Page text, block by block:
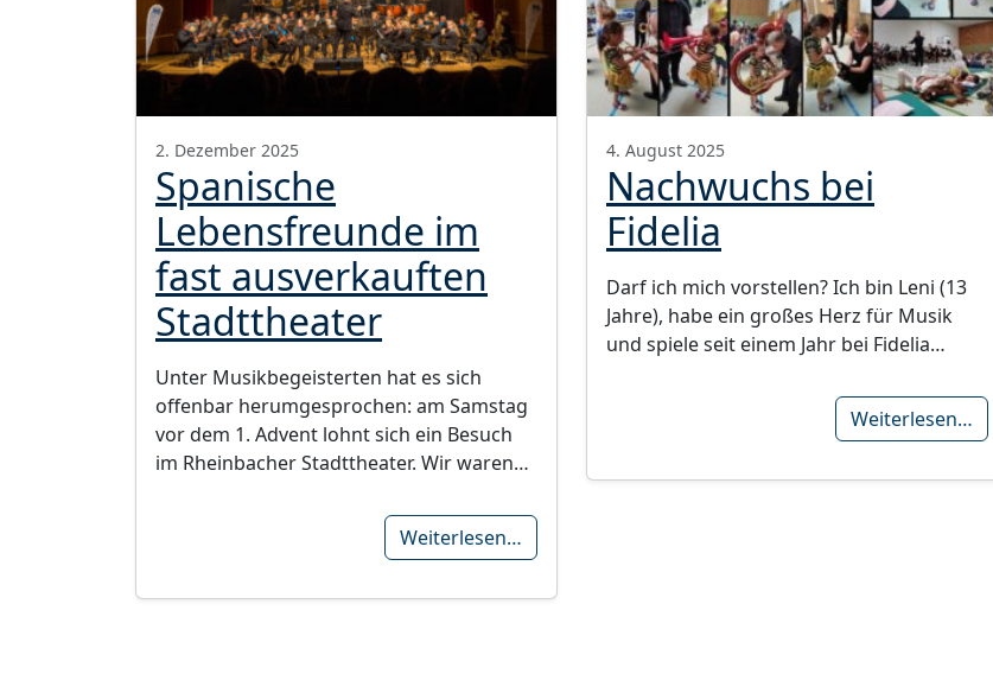
2. Dezember 2025
Spanische
Lebensfreunde im
fast ausverkauften
Stadttheater
Unter Musikbegeisterten hat es sich
offenbar herumgesprochen: am Samstag
vor dem 1. Advent lohnt sich ein Besuch
im Rheinbacher Stadttheater. Wir waren…
Weiterlesen…
4. August 2025
Nachwuchs bei
Fidelia
Darf ich mich vorstellen? Ich bin Leni (13
Jahre), habe ein großes Herz für Musik
und spiele seit einem Jahr bei Fidelia…
Weiterlesen…